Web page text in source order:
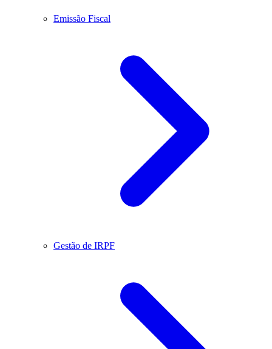
Emissão Fiscal
Gestão de IRPF